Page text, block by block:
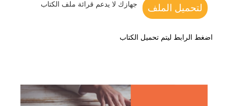
لتحميل الملف جهازك لا يدعم قرائة ملف الكتاب
اضغط الرابط ليتم تحميل الكتاب